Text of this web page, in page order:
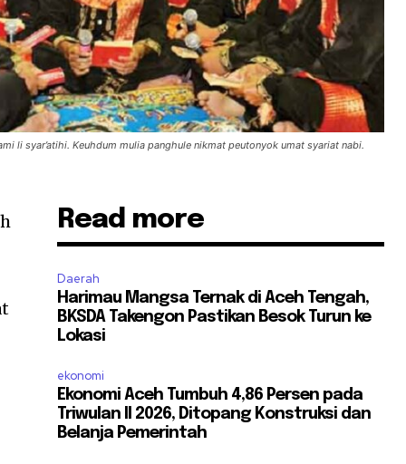
li syar’atihi. Keuhdum mulia panghule nikmat peutonyok umat syariat nabi.
Read more
Daerah
Harimau Mangsa Ternak di Aceh Tengah,
BKSDA Takengon Pastikan Besok Turun ke
Lokasi
ekonomi
Ekonomi Aceh Tumbuh 4,86 Persen pada
Triwulan II 2026, Ditopang Konstruksi dan
Belanja Pemerintah